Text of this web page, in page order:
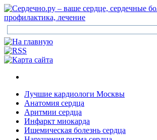
Лучшие кардиологи Москвы
Анатомия сердца
Аритмии сердца
Инфаркт миокарда
Ишемическая болезнь сердца